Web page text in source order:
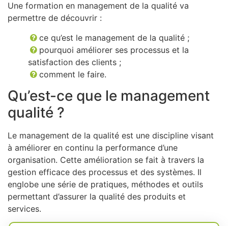
Une formation en management de la qualité va
permettre de découvrir :
ce qu’est le management de la qualité ;
pourquoi améliorer ses processus et la
satisfaction des clients ;
comment le faire.
Qu’est-ce que le management
qualité ?
Le management de la qualité est une discipline visant
à améliorer en continu la performance d’une
organisation. Cette amélioration se fait à travers la
gestion efficace des processus et des systèmes. Il
englobe une série de pratiques, méthodes et outils
permettant d’assurer la qualité des produits et
services.